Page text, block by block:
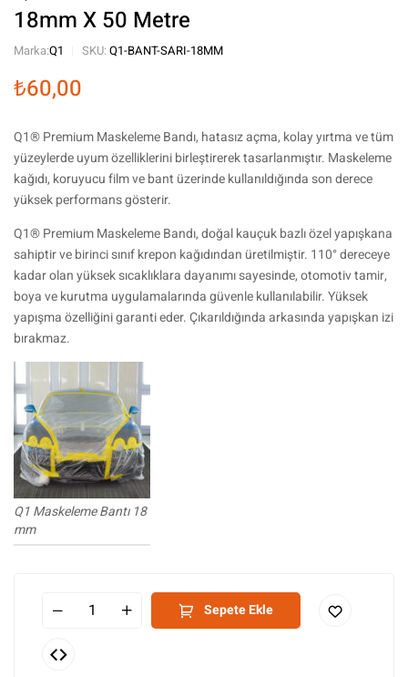
18mm X 50 Metre
Marka:Q1 SKU: Q1-BANT-SARI-18MM
₺60,00
Q1® Premium Maskeleme Bandı, hatasız açma, kolay yırtma ve tüm
yüzeylerde uyum özelliklerini birleştirerek tasarlanmıştır. Maskeleme
kağıdı, koruyucu film ve bant üzerinde kullanıldığında son derece
yüksek performans gösterir.
Q1® Premium Maskeleme Bandı, doğal kauçuk bazlı özel yapışkana
sahiptir ve birinci sınıf krepon kağıdından üretilmiştir. 110° dereceye
kadar olan yüksek sıcaklıklara dayanımı sayesinde, otomotiv tamir,
boya ve kurutma uygulamalarında güvenle kullanılabilir. Yüksek
yapışma özelliğini garanti eder. Çıkarıldığında arkasında yapışkan izi
bırakmaz.
Q1 Maskeleme Bantı 18
mm
Sepete Ekle